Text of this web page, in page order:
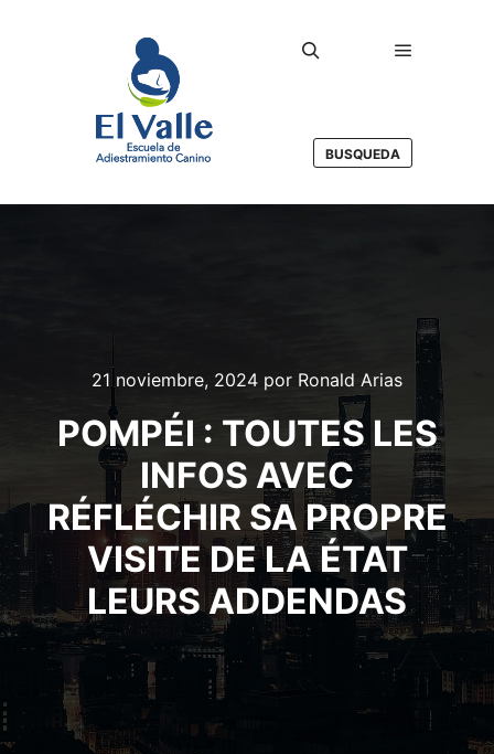
BUSQUEDA
21 noviembre, 2024 por Ronald Arias
POMPÉI : TOUTES LES
INFOS AVEC
RÉFLÉCHIR SA PROPRE
VISITE DE LA ÉTAT
LEURS ADDENDAS